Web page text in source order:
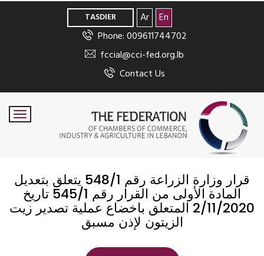
TASDIER Ar
En
Phone: 009611744702
fccial@cci-fed.org.lb
Contact Us
قرار وزارة الزراعة رقم 548/1 يتعلق بتعديل
المادة الأولى من القرار رقم 545/1 تاريخ
2/11/2020 المتعلق باخضاع عملية تصدير زيت
الزيتون لإذن مسبق